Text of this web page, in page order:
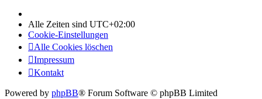
Alle Zeiten sind UTC+02:00
Cookie-Einstellungen
Alle Cookies löschen
Impressum
Kontakt
Powered by phpBB® Forum Software © phpBB Limited